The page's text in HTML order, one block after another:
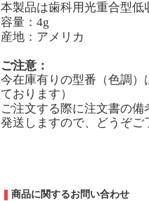
本製品は歯科用光重合型低
容量：4g
産地：アメリカ
ご注意：
今在庫有りの型番（色調）
ております）
ご注文する際に注文書の
発送しますので、どうぞご
商品に関するお問い合わせ